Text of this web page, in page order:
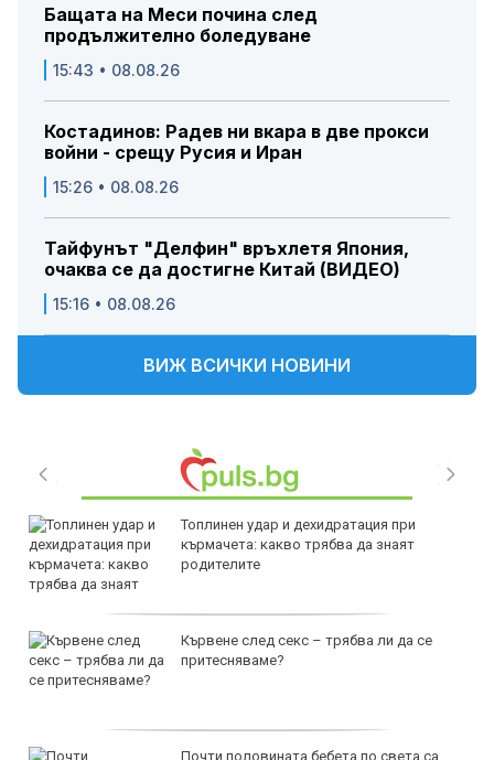
Бащата на Меси почина след
продължително боледуване
15:43 • 08.08.26
Костадинов: Радев ни вкара в две прокси
войни - срещу Русия и Иран
15:26 • 08.08.26
Тайфунът "Делфин" връхлетя Япония,
очаква се да достигне Китай (ВИДЕО)
15:16 • 08.08.26
ВИЖ ВСИЧКИ НОВИНИ
Топлинен удар и дехидратация при
кърмачета: какво трябва да знаят
родителите
Кървене след секс – трябва ли да се
притесняваме?
Почти половината бебета по света са